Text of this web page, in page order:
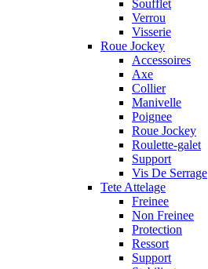
Soufflet
Verrou
Visserie
Roue Jockey
Accessoires
Axe
Collier
Manivelle
Poignee
Roue Jockey
Roulette-galet
Support
Vis De Serrage
Tete Attelage
Freinee
Non Freinee
Protection
Ressort
Support